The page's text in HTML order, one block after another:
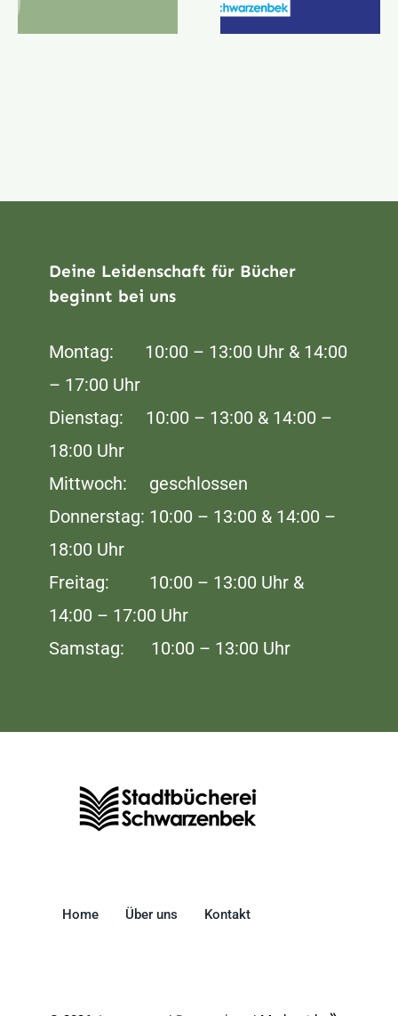
Deine Leidenschaft für Bücher
beginnt bei uns
Montag: 10:00 – 13:00 Uhr & 14:00
– 17:00 Uhr
Dienstag: 10:00 – 13:00 & 14:00 –
18:00 Uhr
Mittwoch: geschlossen
Donnerstag: 10:00 – 13:00 & 14:00 –
18:00 Uhr
Freitag: 10:00 – 13:00 Uhr &
14:00 – 17:00 Uhr
Samstag: 10:00 – 13:00 Uhr
Home Über uns Kontakt